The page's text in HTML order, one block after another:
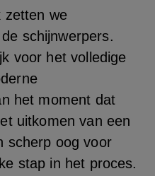
zetten we
schijnwerpers.
voor het volledige
het moment dat
uitkomen van een
scherp oog voor
stap in het proces.